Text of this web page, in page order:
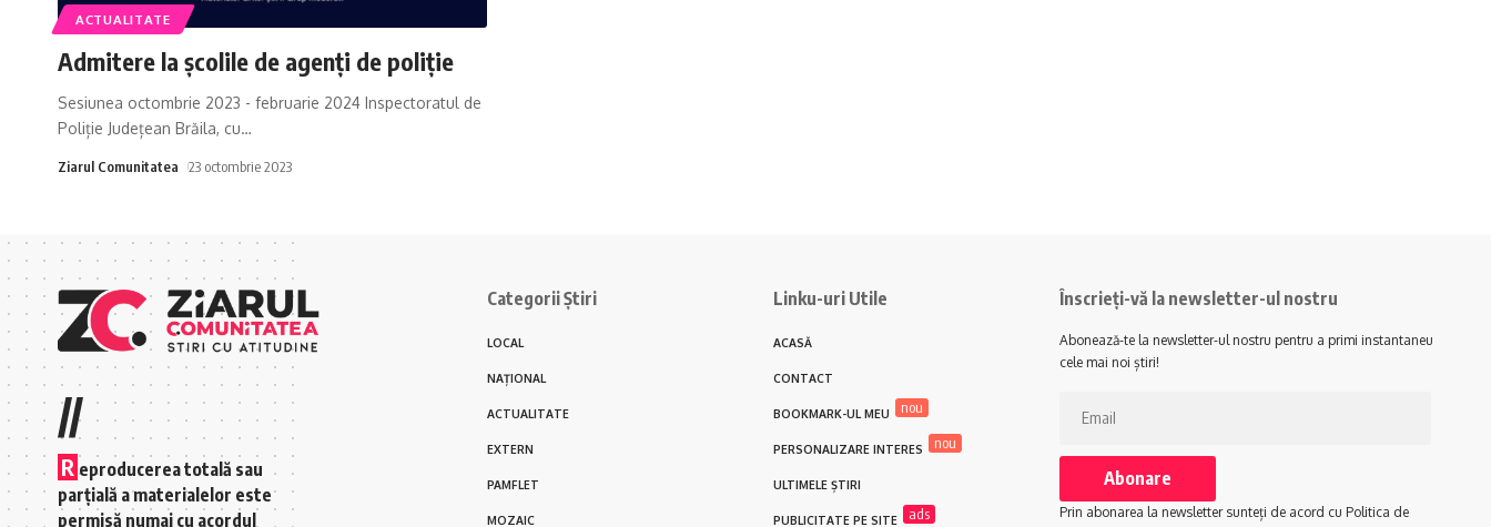
ACTUALITATE
Admitere la școlile de agenți de poliție
Sesiunea octombrie 2023 - februarie 2024 Inspectoratul de
Poliție Județean Brăila, cu…
Ziarul Comunitatea 23 octombrie 2023
//
R eproducerea totală sau
parțială a materialelor este
permisă numai cu acordul
Categorii Știri
LOCAL
NAȚIONAL
ACTUALITATE
EXTERN
PAMFLET
MOZAIC
Linku-uri Utile
ACASĂ
CONTACT
BOOKMARK-UL MEU nou
PERSONALIZARE INTERES nou
ULTIMELE ȘTIRI
PUBLICITATE PE SITE ads
Înscrieți-vă la newsletter-ul nostru
Abonează-te la newsletter-ul nostru pentru a primi instantaneu
cele mai noi știri!
Prin abonarea la newsletter sunteți de acord cu Politica de